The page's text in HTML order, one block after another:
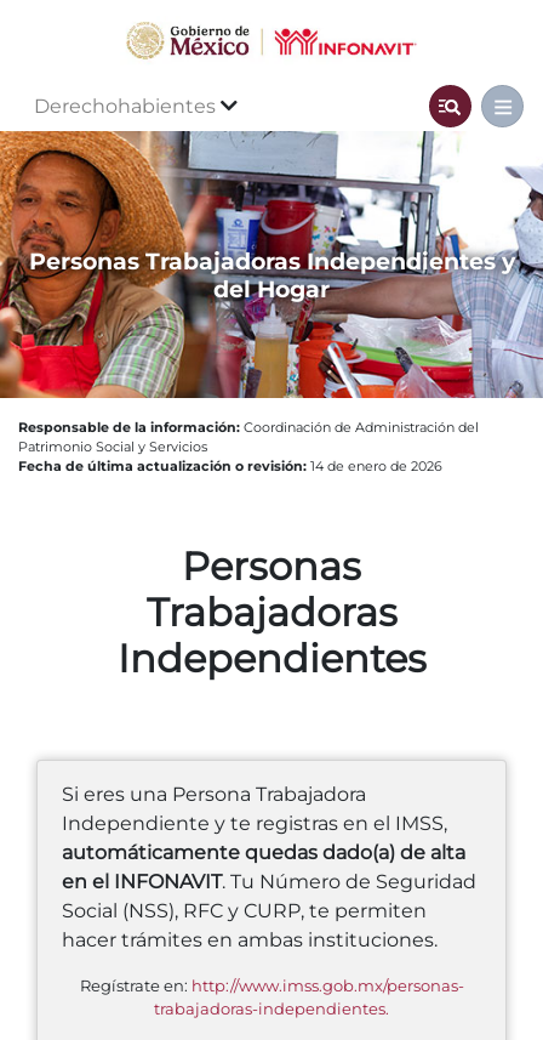
Derechohabientes
Personas Trabajadoras Independientes y
del Hogar
Responsable de la información: Coordinación de Administración del
Patrimonio Social y Servicios
Fecha de última actualización o revisión: 14 de enero de 2026
Personas
Trabajadoras
Independientes
Si eres una Persona Trabajadora
Independiente y te registras en el IMSS,
automáticamente quedas dado(a) de alta
en el INFONAVIT. Tu Número de Seguridad
Social (NSS), RFC y CURP, te permiten
hacer trámites en ambas instituciones.
Regístrate en: http://www.imss.gob.mx/personas-
trabajadoras-independientes.